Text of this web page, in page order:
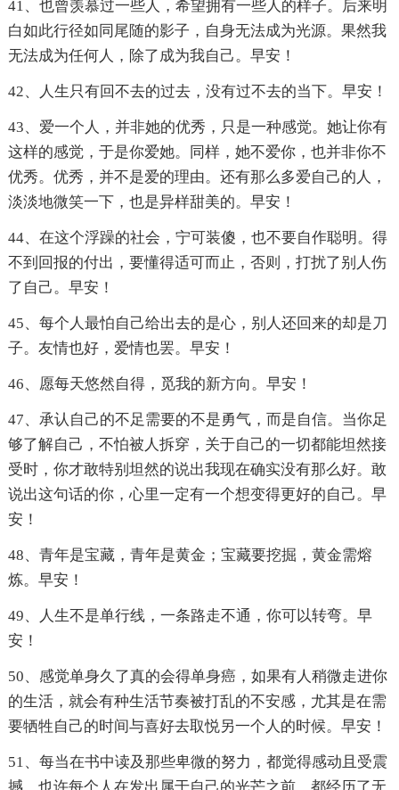
41、也曾羡慕过一些人，希望拥有一些人的样子。后来明
白如此行径如同尾随的影子，自身无法成为光源。果然我
无法成为任何人，除了成为我自己。早安！
42、人生只有回不去的过去，没有过不去的当下。早安！
43、爱一个人，并非她的优秀，只是一种感觉。她让你有
这样的感觉，于是你爱她。同样，她不爱你，也并非你不
优秀。优秀，并不是爱的理由。还有那么多爱自己的人，
淡淡地微笑一下，也是异样甜美的。早安！
44、在这个浮躁的社会，宁可装傻，也不要自作聪明。得
不到回报的付出，要懂得适可而止，否则，打扰了别人伤
了自己。早安！
45、每个人最怕自己给出去的是心，别人还回来的却是刀
子。友情也好，爱情也罢。早安！
46、愿每天悠然自得，觅我的新方向。早安！
47、承认自己的不足需要的不是勇气，而是自信。当你足
够了解自己，不怕被人拆穿，关于自己的一切都能坦然接
受时，你才敢特别坦然的说出我现在确实没有那么好。敢
说出这句话的你，心里一定有一个想变得更好的自己。早
安！
48、青年是宝藏，青年是黄金；宝藏要挖掘，黄金需熔
炼。早安！
49、人生不是单行线，一条路走不通，你可以转弯。早
安！
50、感觉单身久了真的会得单身癌，如果有人稍微走进你
的生活，就会有种生活节奏被打乱的不安感，尤其是在需
要牺牲自己的时间与喜好去取悦另一个人的时候。早安！
51、每当在书中读及那些卑微的努力，都觉得感动且受震